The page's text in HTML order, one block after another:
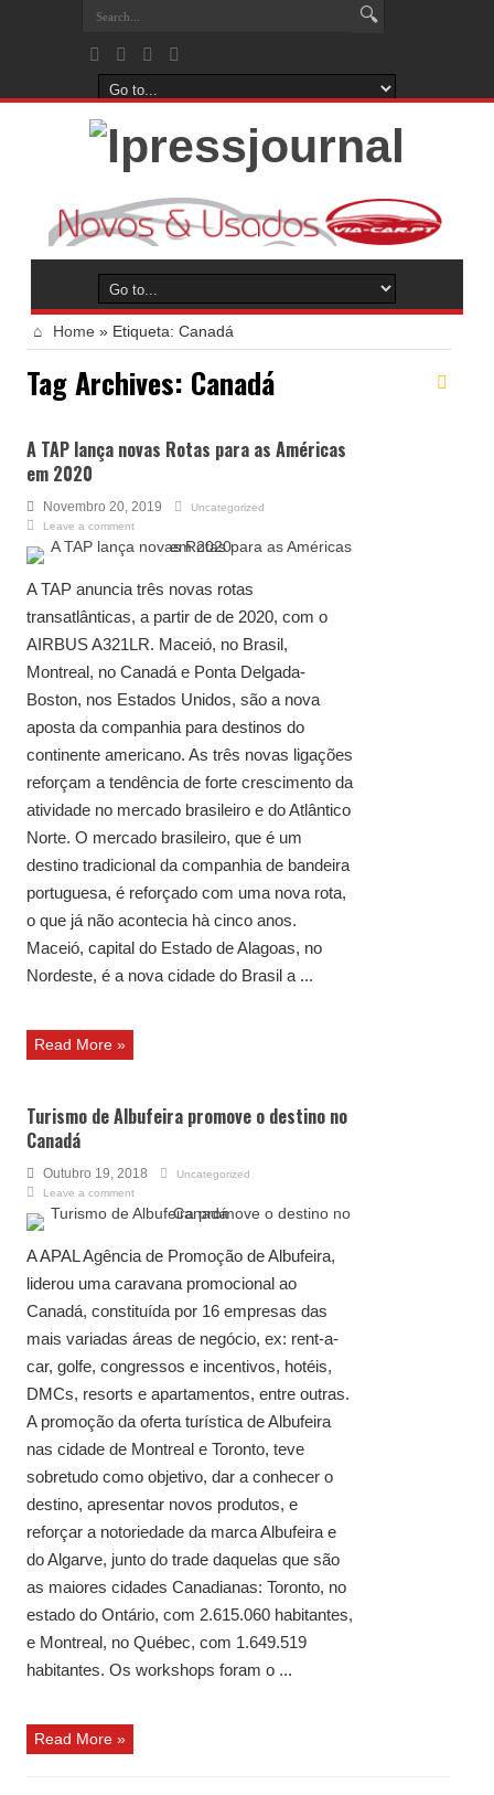
Home » Etiqueta: Canadá
Tag Archives: Canadá
A TAP lança novas Rotas para as Américas
em 2020
Novembro 20, 2019
Uncategorized
Leave a comment
A TAP anuncia três novas rotas
transatlânticas, a partir de de 2020, com o
AIRBUS A321LR. Maceió, no Brasil,
Montreal, no Canadá e Ponta Delgada-
Boston, nos Estados Unidos, são a nova
aposta da companhia para destinos do
continente americano. As três novas ligações
reforçam a tendência de forte crescimento da
atividade no mercado brasileiro e do Atlântico
Norte. O mercado brasileiro, que é um
destino tradicional da companhia de bandeira
portuguesa, é reforçado com uma nova rota,
o que já não acontecia hà cinco anos.
Maceió, capital do Estado de Alagoas, no
Nordeste, é a nova cidade do Brasil a ...
Read More »
Turismo de Albufeira promove o destino no
Canadá
Outubro 19, 2018
Uncategorized
Leave a comment
A APAL Agência de Promoção de Albufeira,
liderou uma caravana promocional ao
Canadá, constituída por 16 empresas das
mais variadas áreas de negócio, ex: rent-a-
car, golfe, congressos e incentivos, hotéis,
DMCs, resorts e apartamentos, entre outras.
A promoção da oferta turística de Albufeira
nas cidade de Montreal e Toronto, teve
sobretudo como objetivo, dar a conhecer o
destino, apresentar novos produtos, e
reforçar a notoriedade da marca Albufeira e
do Algarve, junto do trade daquelas que são
as maiores cidades Canadianas: Toronto, no
estado do Ontário, com 2.615.060 habitantes,
e Montreal, no Québec, com 1.649.519
habitantes. Os workshops foram o ...
Read More »